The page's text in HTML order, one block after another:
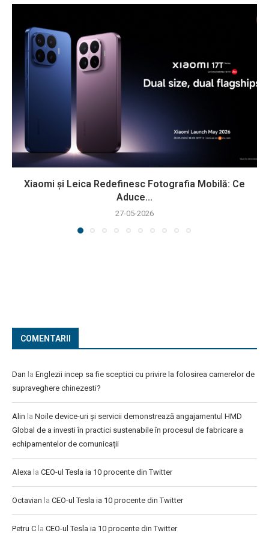
Xiaomi și Leica Redefinesc Fotografia Mobilă: Ce
Aduce...
27-05-2026
COMENTARII
Dan la Englezii incep sa fie sceptici cu privire la folosirea camerelor de
supraveghere chinezesti?
Alin la Noile device-uri și servicii demonstrează angajamentul HMD
Global de a investi în practici sustenabile în procesul de fabricare a
echipamentelor de comunicații
Alexa la CEO-ul Tesla ia 10 procente din Twitter
Octavian la CEO-ul Tesla ia 10 procente din Twitter
Petru C la CEO-ul Tesla ia 10 procente din Twitter